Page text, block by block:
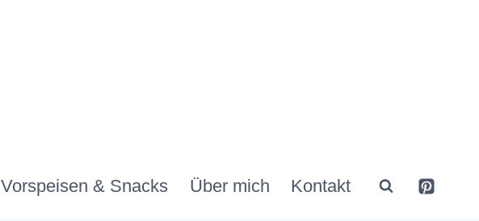
Vorspeisen & Snacks Über mich Kontakt